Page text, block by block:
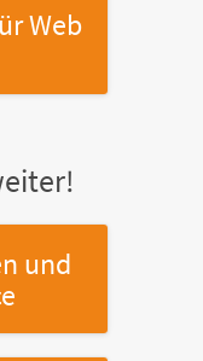
Web
und